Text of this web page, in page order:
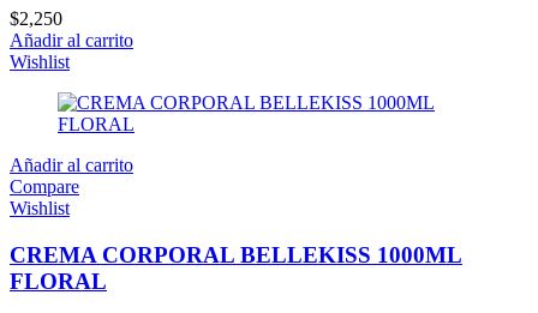
$2,250
Añadir al carrito
Wishlist
Añadir al carrito
Compare
Wishlist
CREMA CORPORAL BELLEKISS 1000ML
FLORAL